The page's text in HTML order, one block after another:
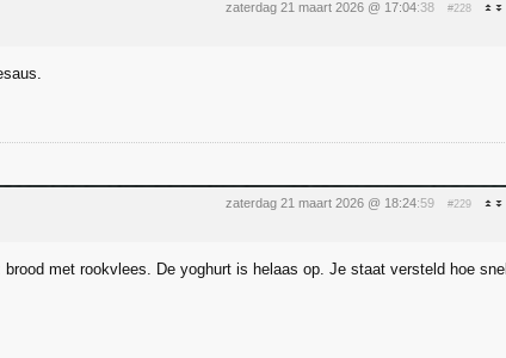
zaterdag 21 maart 2026 @ 17:04:38 #228
zaterdag 21 maart 2026 @ 18:24:59 #229
met rookvlees. De yoghurt is helaas op. Je staat versteld hoe snel